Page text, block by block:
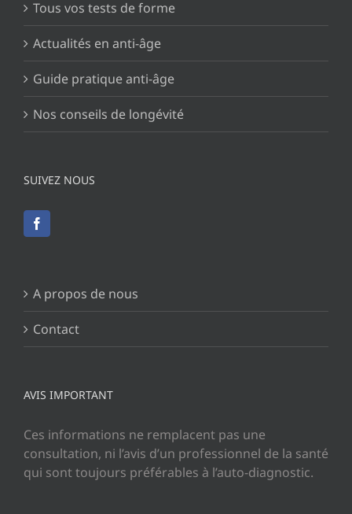
Tous vos tests de forme
Actualités en anti-âge
Guide pratique anti-âge
Nos conseils de longévité
SUIVEZ NOUS
A propos de nous
Contact
AVIS IMPORTANT
Ces informations ne remplacent pas une
consultation, ni l’avis d’un professionnel de la santé
qui sont toujours préférables à l’auto-diagnostic.